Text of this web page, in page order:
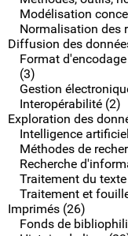
Modélisation
Normalisation des
Diffusion des
Format
(3)
Gestion
Interopérabilité (2)
Exploration des
Intelligence
Méthodes de
Recherche
Traitement du
Traitement et
Imprimés (26)
Fonds de